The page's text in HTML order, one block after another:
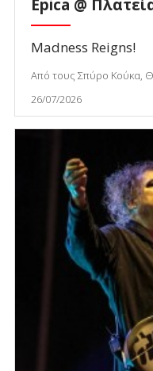
Epica @
Madness Reigns!
Από τους Σπύρο Κούκα,
26/07/2026